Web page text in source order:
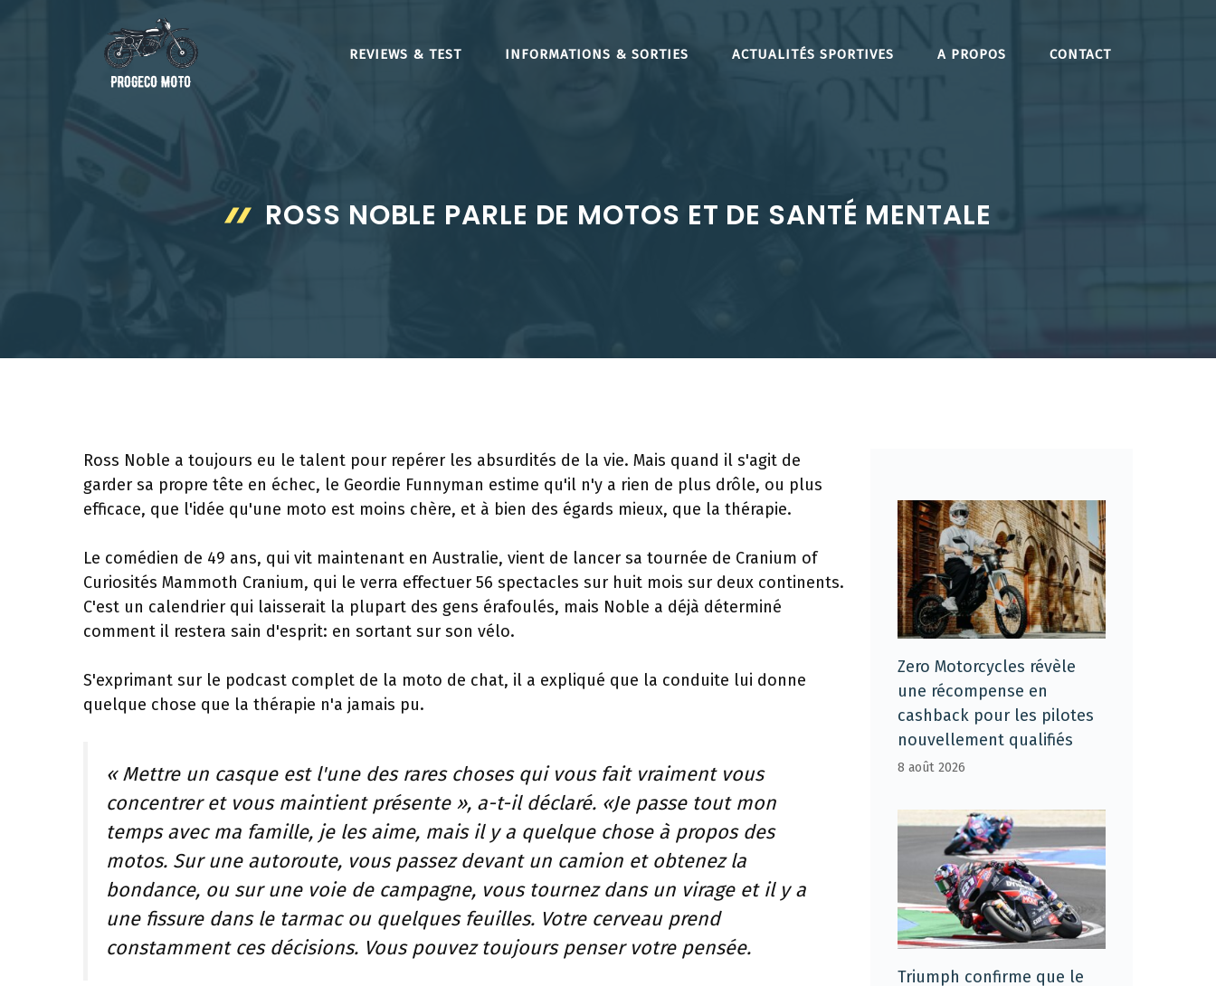
REVIEWS & TEST INFORMATIONS & SORTIES ACTUALITÉS SPORTIVES A PROPOS CONTACT
ROSS NOBLE PARLE DE MOTOS ET DE SANTÉ MENTALE
Ross Noble a toujours eu le talent pour repérer les absurdités de la vie. Mais quand il s'agit de
garder sa propre tête en échec, le Geordie Funnyman estime qu'il n'y a rien de plus drôle, ou plus
efficace, que l'idée qu'une moto est moins chère, et à bien des égards mieux, que la thérapie.
Le comédien de 49 ans, qui vit maintenant en Australie, vient de lancer sa tournée de Cranium of
Curiosités Mammoth Cranium, qui le verra effectuer 56 spectacles sur huit mois sur deux continents.
C'est un calendrier qui laisserait la plupart des gens érafoulés, mais Noble a déjà déterminé
comment il restera sain d'esprit: en sortant sur son vélo.
S'exprimant sur le podcast complet de la moto de chat, il a expliqué que la conduite lui donne
quelque chose que la thérapie n'a jamais pu.
« Mettre un casque est l'une des rares choses qui vous fait vraiment vous
concentrer et vous maintient présente », a-t-il déclaré. «Je passe tout mon
temps avec ma famille, je les aime, mais il y a quelque chose à propos des
motos. Sur une autoroute, vous passez devant un camion et obtenez la
bondance, ou sur une voie de campagne, vous tournez dans un virage et il y a
une fissure dans le tarmac ou quelques feuilles. Votre cerveau prend
constamment ces décisions. Vous pouvez toujours penser votre pensée.
Zero Motorcycles révèle
une récompense en
cashback pour les pilotes
nouvellement qualifiés
8 août 2026
Triumph confirme que le